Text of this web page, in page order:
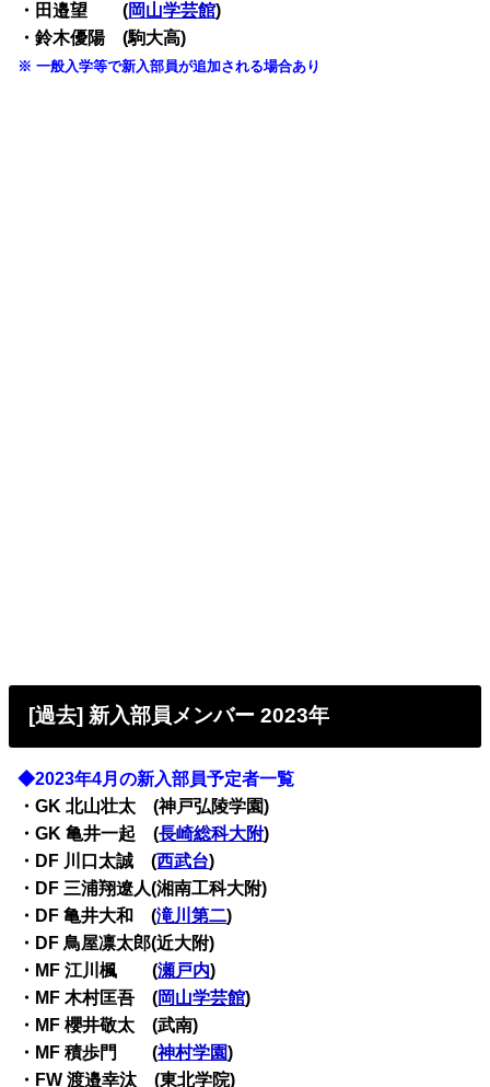
・田邉望 (岡山学芸館)
・鈴木優陽 (駒大高)
※ 一般入学等で新入部員が追加される場合あり
[過去] 新入部員メンバー 2023年
◆2023年4月の新入部員予定者一覧
・GK 北山壮太 (神戸弘陵学園)
・GK 亀井一起 (長崎総科大附)
・ DF 川口太誠 (西武台)
・ DF 三浦翔遼人(湘南工科大附)
・ DF 亀井大和 (滝川第二)
・ DF 鳥屋凛太郎(近大附)
・ MF 江川楓 (瀬戸内)
・ MF 木村匡吾 (岡山学芸館)
・ MF 櫻井敬太 (武南)
・ MF 積歩門 (神村学園)
・ FW 渡邉幸汰 (東北学院)